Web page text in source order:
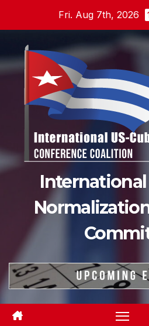
content
Fri. Aug 7th, 2026
International